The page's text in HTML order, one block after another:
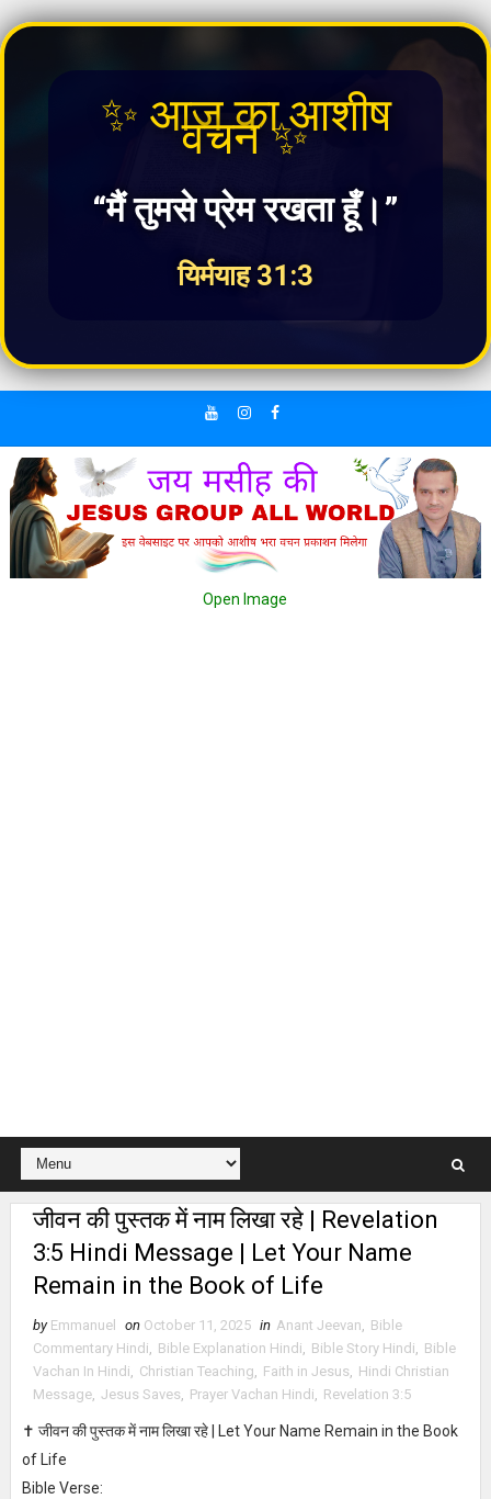
✨ आज का आशीष
वचन ✨
“मैं तुमसे प्रेम रखता हूँ।”
यिर्मयाह 31:3
Open Image
जीवन की पुस्तक में नाम लिखा रहे | Revelation
3:5 Hindi Message | Let Your Name
Remain in the Book of Life
by Emmanuel on October 11, 2025 in Anant Jeevan, Bible
Commentary Hindi, Bible Explanation Hindi, Bible Story Hindi, Bible
Vachan In Hindi, Christian Teaching, Faith in Jesus, Hindi Christian
Message, Jesus Saves, Prayer Vachan Hindi, Revelation 3:5
✝️ जीवन की पुस्तक में नाम लिखा रहे | Let Your Name Remain in the Book
of Life
Bible Verse: